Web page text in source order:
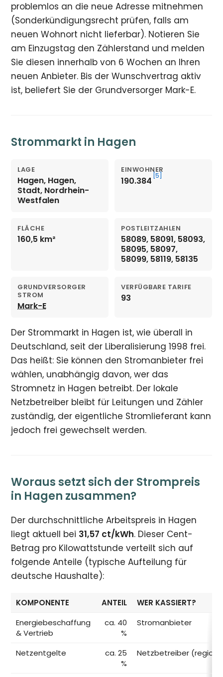
problemlos an die neue Adresse mitnehmen
(Sonderkündigungsrecht prüfen, falls am
neuen Wohnort nicht lieferbar). Notieren Sie
am Einzugstag den Zählerstand und melden
Sie diesen innerhalb von 6 Wochen an Ihren
neuen Anbieter. Bis der Wunschvertrag aktiv
ist, beliefert Sie der Grundversorger Mark-E.
Strommarkt in Hagen
LAGE
Hagen, Hagen,
Stadt, Nordrhein-
Westfalen
EINWOHNER
190.384 [5]
FLÄCHE
160,5 km²
POSTLEITZAHLEN
58089, 58091, 58093,
58095, 58097,
58099, 58119, 58135
GRUNDVERSORGER
STROM
Mark-E
VERFÜGBARE TARIFE
93
Der Strommarkt in Hagen ist, wie überall in
Deutschland, seit der Liberalisierung 1998 frei.
Das heißt: Sie können den Stromanbieter frei
wählen, unabhängig davon, wer das
Stromnetz in Hagen betreibt. Der lokale
Netzbetreiber bleibt für Leitungen und Zähler
zuständig, der eigentliche Stromlieferant kann
jedoch frei gewechselt werden.
Woraus setzt sich der Strompreis
in Hagen zusammen?
Der durchschnittliche Arbeitspreis in Hagen
liegt aktuell bei 31,57 ct/kWh. Dieser Cent-
Betrag pro Kilowattstunde verteilt sich auf
folgende Anteile (typische Aufteilung für
deutsche Haushalte):
KOMPONENTE ANTEIL
WER KASSIERT?
Energiebeschaffung
& Vertrieb
ca. 40
%
Stromanbieter
Netzentgelte
ca. 25
%
Netzbetreiber